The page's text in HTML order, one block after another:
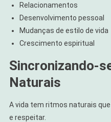
Relacionamentos
Desenvolvimento pessoal
Mudanças de estilo de vida
Crescimento espiritual
Sincronizando-
Naturais
A vida tem ritmos naturais
e respeitar.